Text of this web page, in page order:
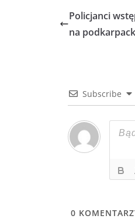
Policjanci
na
Subscribe
0